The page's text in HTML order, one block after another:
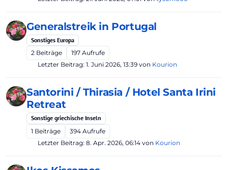
Generalstreik in Portugal
Sonstiges Europa
2 Beiträge 197 Aufrufe
Letzter Beitrag: 1. Juni 2026, 13:39 von Kourion
Santorini / Thirasia / Hotel Santa Irini
Retreat
Sonstige griechische Inseln
1 Beiträge 394 Aufrufe
Letzter Beitrag: 8. Apr. 2026, 06:14 von Kourion